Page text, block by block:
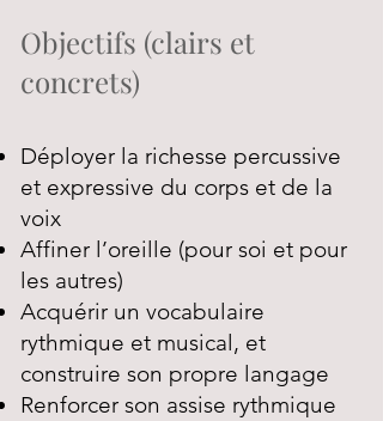
Objectifs (clairs et
concrets)
Déployer la richesse percussive
et expressive du corps et de la
voix
Affiner l’oreille (pour soi et pour
les autres)
Acquérir un vocabulaire
rythmique et musical, et
construire son propre langage
Renforcer son assise rythmique